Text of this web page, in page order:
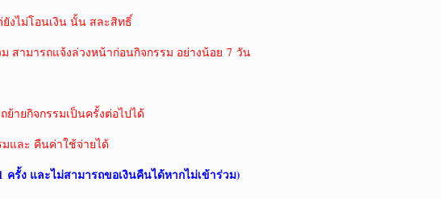
งไม่โอนเงิน นั้น สละสิทธิ์
สามารถแจ้งล่วงหน้าก่อนกิจกรรม อย่างน้อย 7 วัน
ายกิจกรรมเป็นครั้งต่อไปได้
และ คืนค่าใช้จ่ายได้
ครั้ง และไม่สามารถขอเงินคืนได้หากไม่เข้าร่วม)